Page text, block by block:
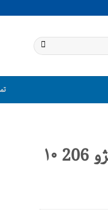
فیوز دوپایه کوچک پژو 206 ۱۰